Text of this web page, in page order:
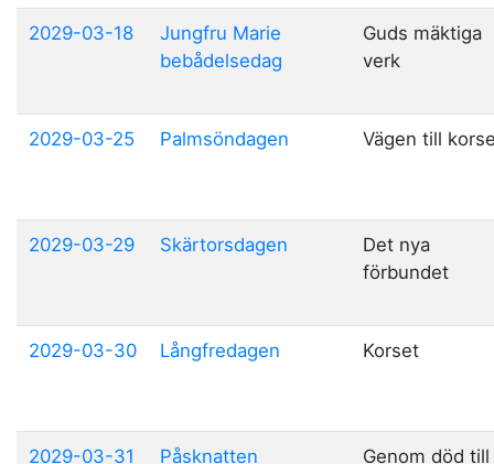
2029-03-18
Jungfru Marie
bebådelsedag
Guds mäktiga
verk
2029-03-25 Palmsöndagen Vägen till
2029-03-29 Skärtorsdagen
Det nya
förbundet
2029-03-30 Långfredagen Korset
2029-03-31 Påsknatten
Genom död till